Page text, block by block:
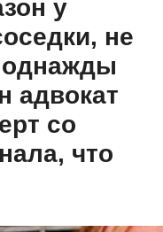
у
не
однажды
адвокат
со
что